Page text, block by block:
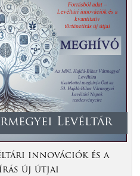
Levéltár
innovációk és a
új útjai